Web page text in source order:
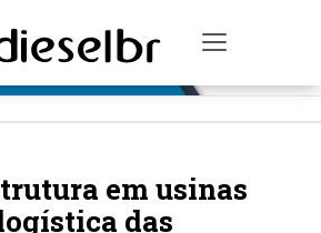
Toggle
em usinas
das